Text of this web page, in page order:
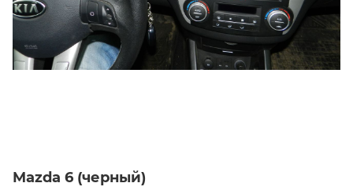
Mazda 6 (черный)